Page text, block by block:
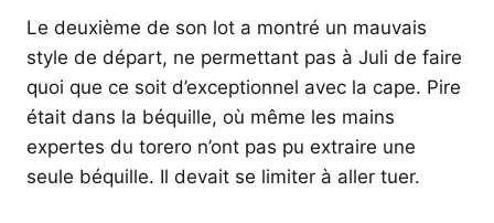
Le deuxième de son lot a montré un mauvais
style de départ, ne permettant pas à Juli de faire
quoi que ce soit d’exceptionnel avec la cape. Pire
était dans la béquille, où même les mains
expertes du torero n’ont pas pu extraire une
seule béquille. Il devait se limiter à aller tuer.